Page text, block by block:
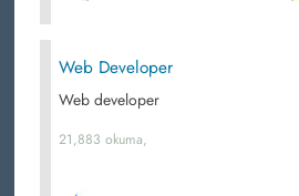
Web Developer
Web developer
21,883 okuma,